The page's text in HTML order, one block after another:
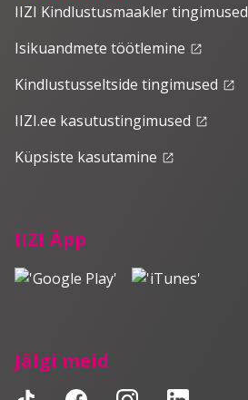
IIZI Äpp
Jälgi meid
IIZI Kindlustusmaakler tingimused
Isikuandmete töötlemine launch
Kindlustusseltside tingimused launch
IIZI.ee kasutustingimused launch
Küpsiste kasutamine launch